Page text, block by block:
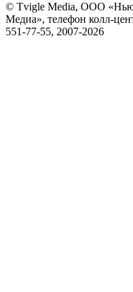
© Tvigle Media, ООО
Медиа», телефон колл-
551-77-55, 2007-2026